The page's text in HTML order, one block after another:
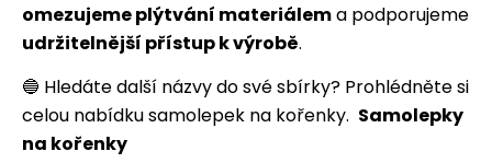
omezujeme plýtvání materiálema podporujeme
udržitelnější přístup k výrobě.
🔵 Hledáte další názvy do své sbírky? Prohlédněte si
celou nabídku samolepek na kořenky. Samolepky
na kořenky